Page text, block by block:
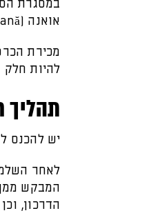
אואנה (Ilie Oană) שבעיר פלויישטי ברומניה, בשעה 20:30 (שעון ישראל).
מכירת
להיות חלק
תהליך
יש להכנס
לאחר
המבקש
הדרכון,